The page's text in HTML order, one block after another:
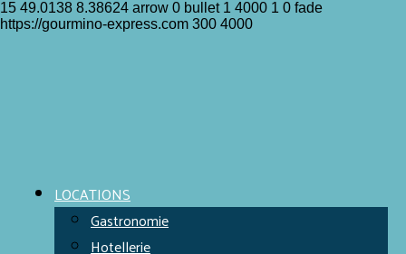
15 49.0138 8.38624 arrow 0 bullet 1 4000 1 0 fade
https://gourmino-express.com 300 4000
LOCATIONS
Gastronomie
Hotellerie